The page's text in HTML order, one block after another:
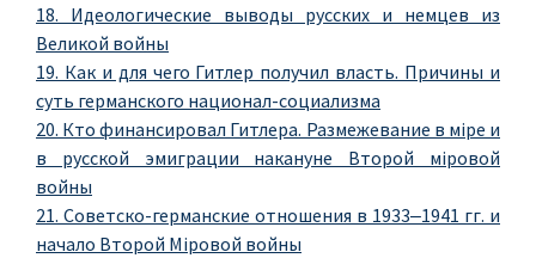
18. Идеологические выводы русских и немцев из
Великой войны
19. Как и для чего Гитлер получил власть. Причины и
суть германского национал-социализма
20. Кто финансировал Гитлера. Размежевание в мiре и
в русской эмиграции накануне Второй мiровой
войны
21. Советско-германские отношения в 1933‒1941 гг. и
начало Второй Мiровой войны